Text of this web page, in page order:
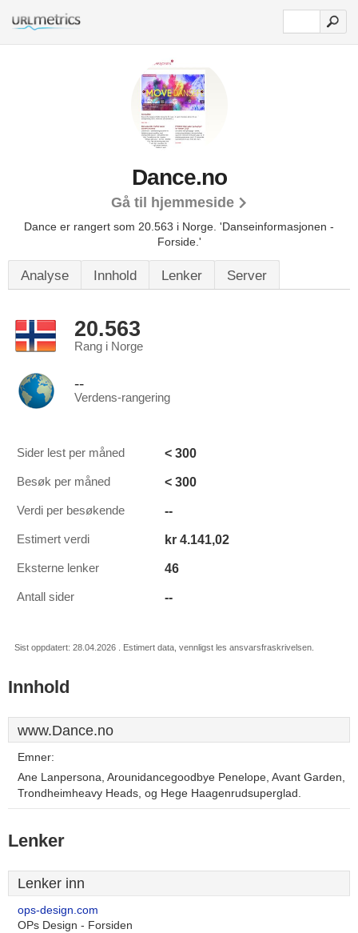
Dance.no
Gå til hjemmeside
Dance er rangert som 20.563 i Norge. 'Danseinformasjonen -
Forside.'
Analyse Innhold Lenker Server
20.563
Rang i Norge
--
Verdens-rangering
Sider lest per måned < 300
Besøk per måned < 300
Verdi per besøkende --
Estimert verdi kr 4.141,02
Eksterne lenker 46
Antall sider --
Sist oppdatert: 28.04.2026 . Estimert data, vennligst les ansvarsfraskrivelsen.
Innhold
www.Dance.no
Emner:
Ane Lanpersona, Arounidancegoodbye Penelope, Avant Garden,
Trondheimheavy Heads, og Hege Haagenrudsuperglad.
Lenker
Lenker inn
ops-design.com
OPs Design - Forsiden